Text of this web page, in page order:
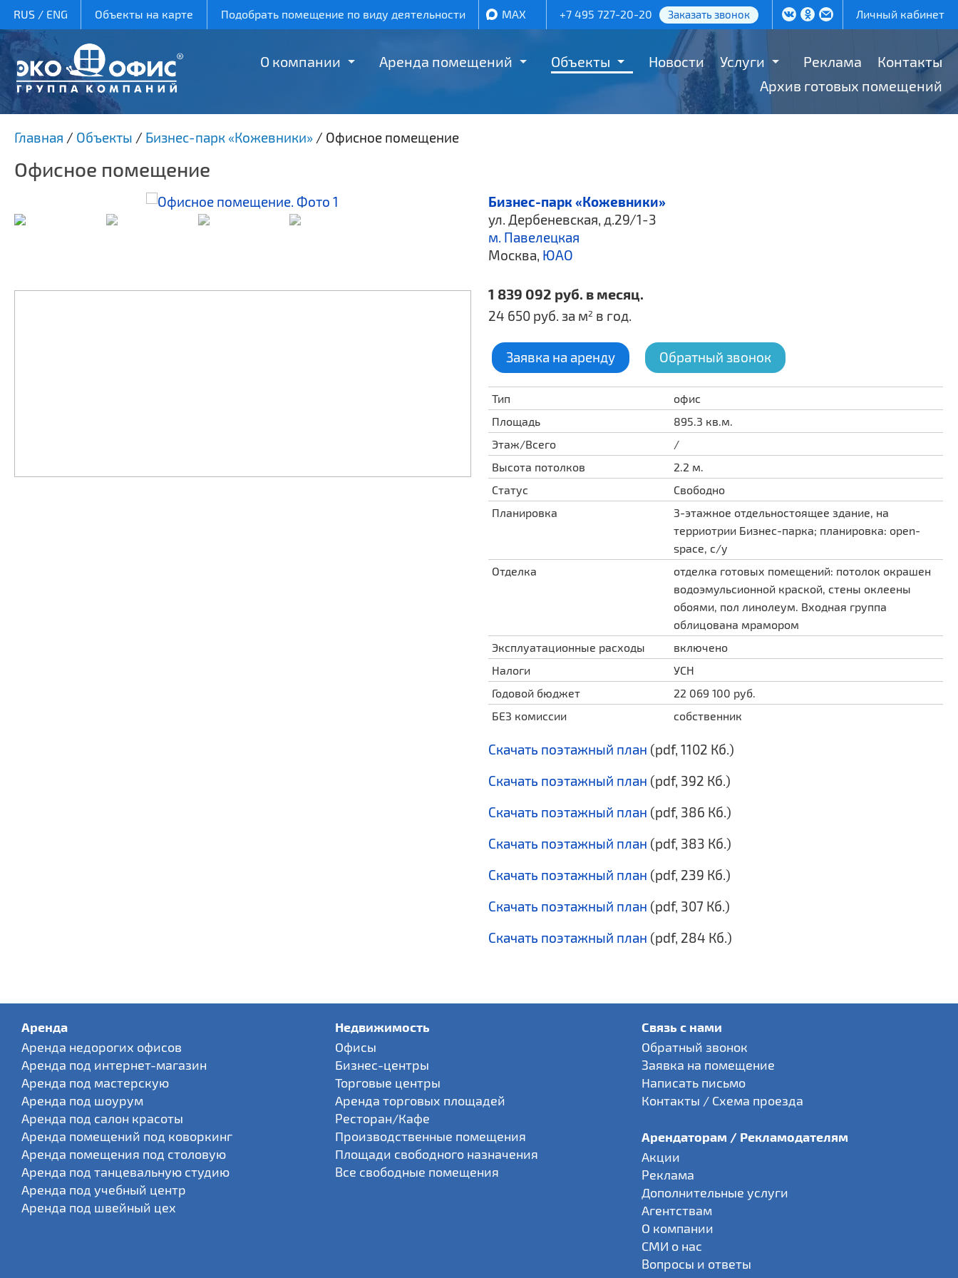
RUS/ ENG Объекты на карте Подобрать помещение по виду деятельности MAX +7 495 727-20-20 Заказать звонок Личный кабинет
О компании Аренда помещений Объекты Новости Услуги Реклама
Контакты
Архив готовых помещений
Главная / Объекты / Бизнес-парк «Кожевники» / Офисное помещение
Офисное помещение
Бизнес-парк «Кожевники»
ул. Дербеневская, д.29/1-3
м. Павелецкая
Москва, ЮАО
1 839 092 руб. в месяц.
24 650 руб. за м2 в год.
Заявка на аренду Обратный звонок
Тип
офис
Площадь
895.3 кв.м.
Этаж/Всего
/
Высота потолков
2.2 м.
Статус
Свободно
Планировка
3-этажное отдельностоящее здание, на
терриотрии Бизнес-парка; планировка: open-
space, с/у
Отделка
отделка готовых помещений: потолок окрашен
водоэмульсионной краской, стены оклеены
обоями, пол линолеум. Входная группа
облицована мрамором
Эксплуатационные расходы
включено
Налоги
УСН
Годовой бюджет
22 069 100 руб.
БЕЗ комиссии
собственник
Скачать поэтажный план (pdf, 1102 Кб.)
Скачать поэтажный план (pdf, 392 Кб.)
Скачать поэтажный план (pdf, 386 Кб.)
Скачать поэтажный план (pdf, 383 Кб.)
Скачать поэтажный план (pdf, 239 Кб.)
Скачать поэтажный план (pdf, 307 Кб.)
Скачать поэтажный план (pdf, 284 Кб.)
Аренда
Аренда недорогих офисов
Аренда под интернет-магазин
Аренда под мастерскую
Аренда под шоурум
Аренда под салон красоты
Аренда помещений под коворкинг
Аренда помещения под столовую
Аренда под танцевальную студию
Аренда под учебный центр
Аренда под швейный цех
Недвижимость
Офисы
Бизнес-центры
Торговые центры
Аренда торговых площадей
Ресторан/Кафе
Производственные помещения
Площади свободного назначения
Все свободные помещения
Связь с нами
Обратный звонок
Заявка на помещение
Написать письмо
Контакты / Схема проезда
Арендаторам / Рекламодателям
Акции
Реклама
Дополнительные услуги
Агентствам
О компании
СМИ о нас
Вопросы и ответы